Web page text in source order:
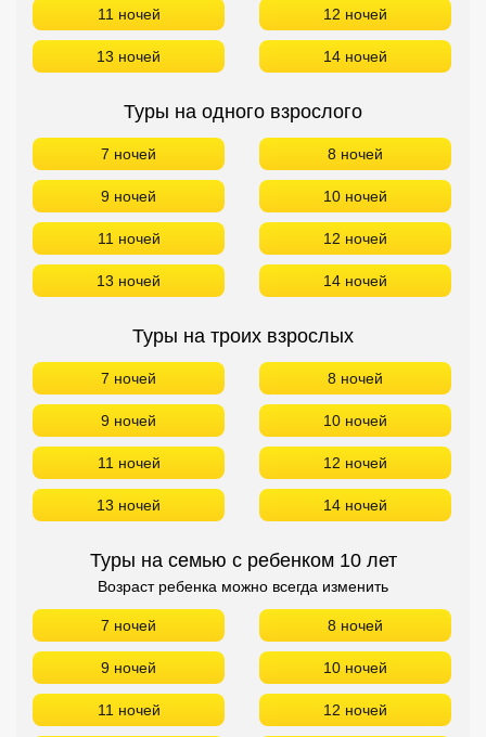
11 ночей 12 ночей
13 ночей 14 ночей
Туры на одного взрослого
7 ночей 8 ночей
9 ночей 10 ночей
11 ночей 12 ночей
13 ночей 14 ночей
Туры на троих взрослых
7 ночей 8 ночей
9 ночей 10 ночей
11 ночей 12 ночей
13 ночей 14 ночей
Туры на семью с ребенком 10 лет
Возраст ребенка можно всегда изменить
7 ночей 8 ночей
9 ночей 10 ночей
11 ночей 12 ночей